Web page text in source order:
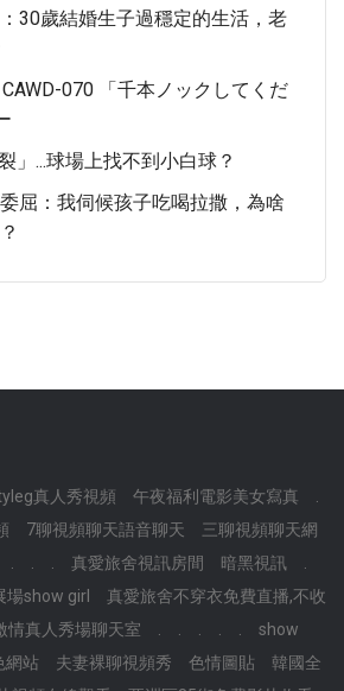
30歲結婚生子過穩定的生活，老
CAWD-070 「千本ノックしてくだ
」...球場上找不到小白球？
屈：我伺候孩子吃喝拉撒，為啥
真人秀視頻 午夜福利電影美女寫真
7聊視頻聊天語音聊天
三聊視頻聊天網
真愛旅舍視訊房間 暗黑視訊
場show girl
真愛旅舍不穿衣免費直播,不收
情真人秀場聊天室
show
網站 夫妻裸聊視頻秀 色情圖貼
韓國全